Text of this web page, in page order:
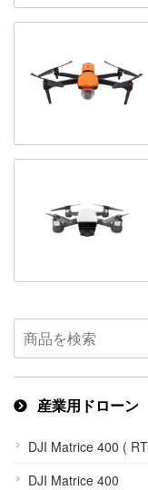
産業用ドローン
DJI Matrice 400 (
DJI Matrice 400